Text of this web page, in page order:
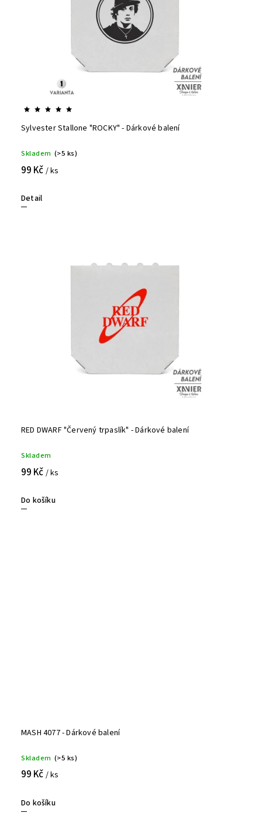
Sylvester Stallone "ROCKY" - Dárkové balení
Skladem (>5 ks)
99 Kč / ks
Detail
RED DWARF "Červený trpaslík" - Dárkové balení
Skladem
99 Kč / ks
Do košíku
MASH 4077 - Dárkové balení
Skladem (>5 ks)
99 Kč / ks
Do košíku